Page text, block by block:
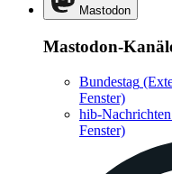
Mastodon
Mastodon-
Bundestag
Fenster)
hib-Nachrichten
Fenster)